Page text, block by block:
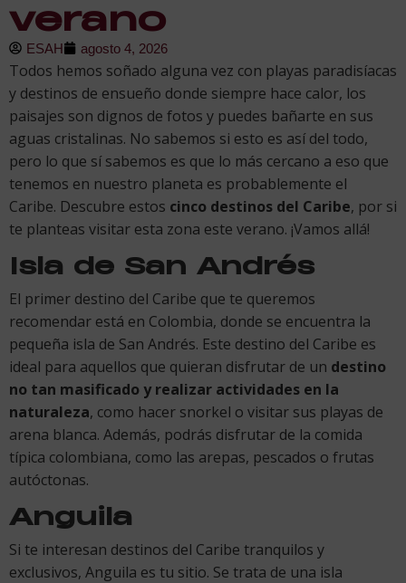
verano
ESAH agosto 4, 2026
Todos hemos soñado alguna vez con playas paradisíacas
y destinos de ensueño donde siempre hace calor, los
paisajes son dignos de fotos y puedes bañarte en sus
aguas cristalinas. No sabemos si esto es así del todo,
pero lo que sí sabemos es que lo más cercano a eso que
tenemos en nuestro planeta es probablemente el
Caribe. Descubre estos cinco destinos del Caribe, por si
te planteas visitar esta zona este verano. ¡Vamos allá!
Isla de San Andrés
El primer destino del Caribe que te queremos
recomendar está en Colombia, donde se encuentra la
pequeña isla de San Andrés. Este destino del Caribe es
ideal para aquellos que quieran disfrutar de un destino
no tan masificado y realizar actividades en la
naturaleza, como hacer snorkel o visitar sus playas de
arena blanca. Además, podrás disfrutar de la comida
típica colombiana, como las arepas, pescados o frutas
autóctonas.
Anguila
Si te interesan destinos del Caribe tranquilos y
exclusivos, Anguila es tu sitio. Se trata de una isla